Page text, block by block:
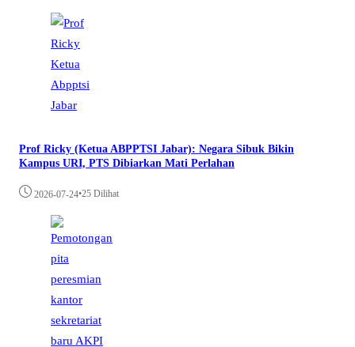
Prof Ricky (Ketua ABPPTSI Jabar): Negara Sibuk Bikin
Kampus URI, PTS Dibiarkan Mati Perlahan
2026-07-24•25 Dilihat